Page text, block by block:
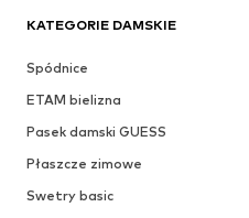
KATEGORIE DAMSKIE
Spódnice
ETAM bielizna
Pasek damski GUESS
Płaszcze zimowe
Swetry basic